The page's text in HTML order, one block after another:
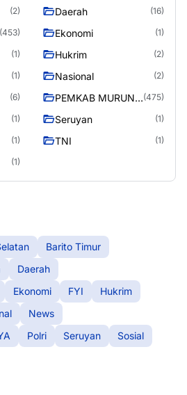
(2) Daerah (16)
(453) Ekonomi (1)
(1) Hukrim (2)
(1) Nasional (2)
(6)
PEMKAB MURUNG (475)
(1) Seruyan (1)
(1) TNI (1)
(1)
Barito Timur
Daerah
Ekonomi FYI
Hukrim
News
Polri Seruyan
Sosial